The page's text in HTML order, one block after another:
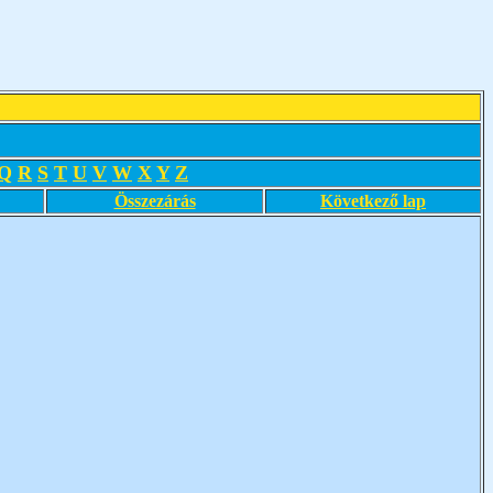
R S T U V W X Y Z
Összezárás Következő lap